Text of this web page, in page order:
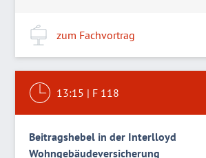
zum Fachvortrag
13:15 | F 118
Beitragshebel in der Interlloyd
Wohngebäudeversicherung